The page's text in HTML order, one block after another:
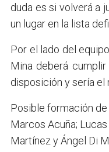
duda es si volverá a
un lugar en la lista
Por el lado del
Mina deberá
disposición y sería el
Posible formación de
Marcos Acuña;
Martínez y Ángel Di